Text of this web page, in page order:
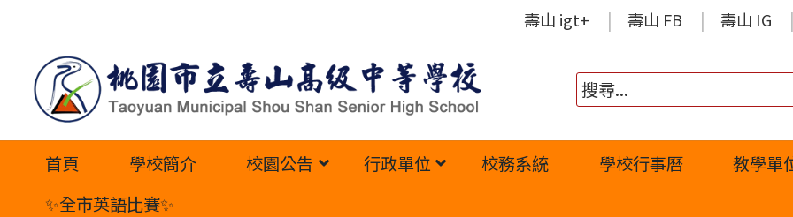
內
壽山 igt+ 壽山 FB 壽山 IG
首頁 學校簡介 校園公告 行政單位 校務系統 學校行事曆
教學單
✨全市英語比賽✨